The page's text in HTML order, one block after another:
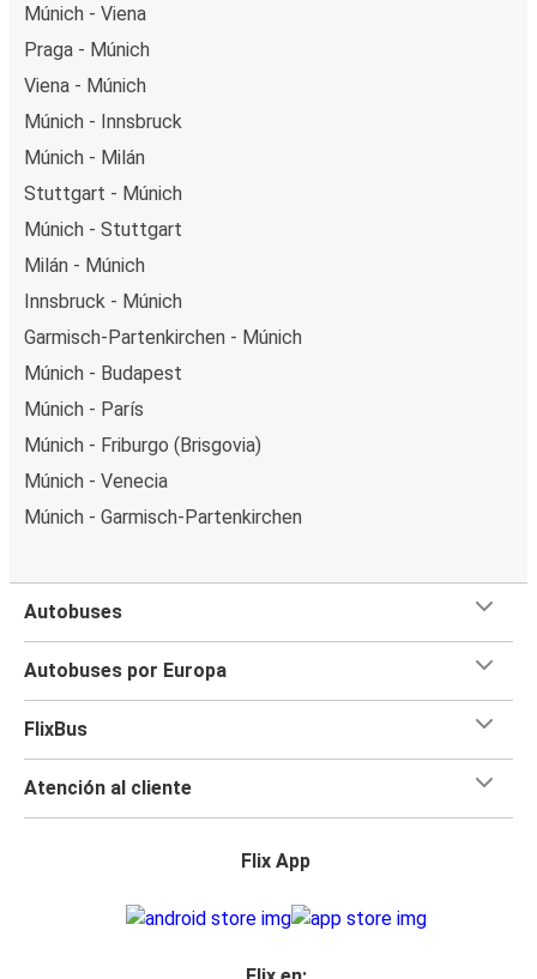
Múnich - Viena
Praga - Múnich
Viena - Múnich
Múnich - Innsbruck
Múnich - Milán
Stuttgart - Múnich
Múnich - Stuttgart
Milán - Múnich
Innsbruck - Múnich
Garmisch-Partenkirchen - Múnich
Múnich - Budapest
Múnich - París
Múnich - Friburgo (Brisgovia)
Múnich - Venecia
Múnich - Garmisch-Partenkirchen
Autobuses
Autobuses por Europa
FlixBus
Atención al cliente
Flix App